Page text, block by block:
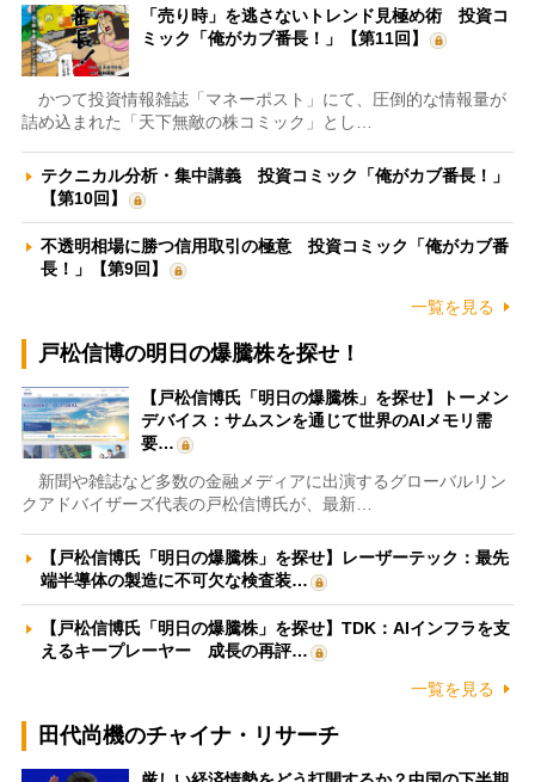
「売り時」を逃さないトレンド見極め術 投資コ
ミック「俺がカブ番長！」【第11回】
かつて投資情報雑誌「マネーポスト」にて、圧倒的な情報量が
詰め込まれた「天下無敵の株コミック」とし…
テクニカル分析・集中講義 投資コミック「俺がカブ番長！」
【第10回】
不透明相場に勝つ信用取引の極意 投資コミック「俺がカブ番
長！」【第9回】
一覧を見る
戸松信博の明日の爆騰株を探せ！
【戸松信博氏「明日の爆騰株」を探せ】トーメン
デバイス：サムスンを通じて世界のAIメモリ需
要…
新聞や雑誌など多数の金融メディアに出演するグローバルリン
クアドバイザーズ代表の戸松信博氏が、最新…
【戸松信博氏「明日の爆騰株」を探せ】レーザーテック：最先
端半導体の製造に不可欠な検査装…
【戸松信博氏「明日の爆騰株」を探せ】TDK：AIインフラを支
えるキープレーヤー 成長の再評…
一覧を見る
田代尚機のチャイナ・リサーチ